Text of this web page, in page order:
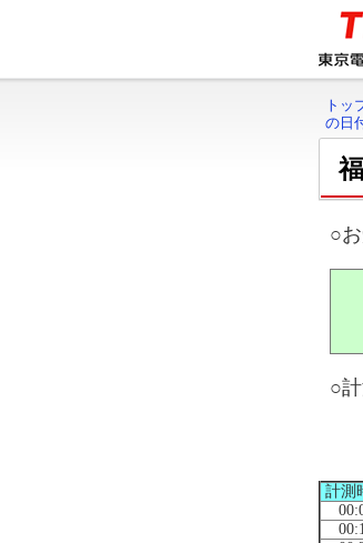
トッ
の日
○
○
計測